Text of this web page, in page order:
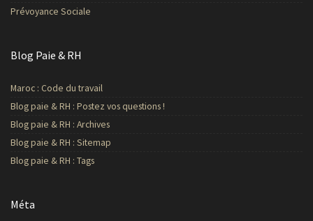
Prévoyance Sociale
Blog Paie & RH
Maroc : Code du travail
Blog paie & RH : Postez vos questions !
Blog paie & RH : Archives
Blog paie & RH : Sitemap
Blog paie & RH : Tags
Méta